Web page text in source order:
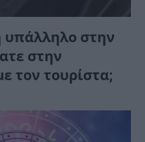
υπάλληλο στην
στην
τον τουρίστα;